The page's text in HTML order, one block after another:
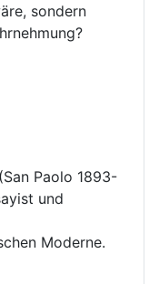
sondern
Paolo 1893-
und
Moderne.